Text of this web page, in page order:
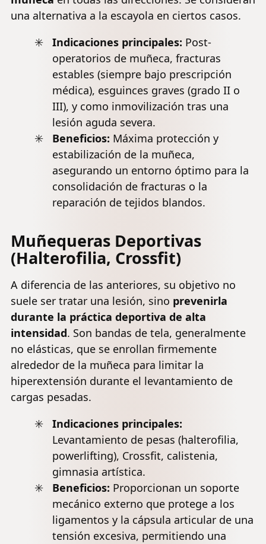
una alternativa a la escayola en ciertos casos.
Indicaciones principales: Post-
operatorios de muñeca, fracturas
estables (siempre bajo prescripción
médica), esguinces graves (grado II o
III), y como inmovilización tras una
lesión aguda severa.
Beneficios: Máxima protección y
estabilización de la muñeca,
asegurando un entorno óptimo para la
consolidación de fracturas o la
reparación de tejidos blandos.
Muñequeras Deportivas
(Halterofilia, Crossfit)
A diferencia de las anteriores, su objetivo no
suele ser tratar una lesión, sino prevenirla
durante la práctica deportiva de alta
intensidad. Son bandas de tela, generalmente
no elásticas, que se enrollan firmemente
alrededor de la muñeca para limitar la
hiperextensión durante el levantamiento de
cargas pesadas.
Indicaciones principales:
Levantamiento de pesas (halterofilia,
powerlifting), Crossfit, calistenia,
gimnasia artística.
Beneficios: Proporcionan un soporte
mecánico externo que protege a los
ligamentos y la cápsula articular de una
tensión excesiva, permitiendo una